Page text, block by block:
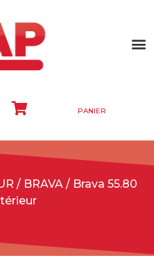
PANIER
/ BRAVA / Brava 55.80